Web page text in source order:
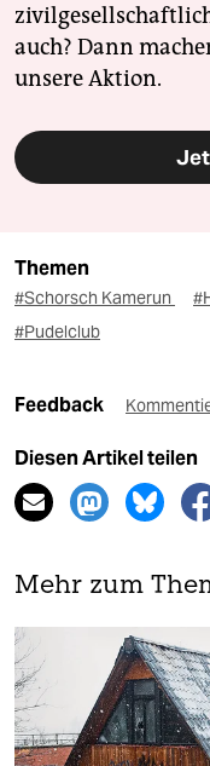
auch? Dann
unsere Aktion.
Themen
#Schorsch Kamerun
#Pudelclub
Feedback
Diesen Artikel teilen
Mehr zum